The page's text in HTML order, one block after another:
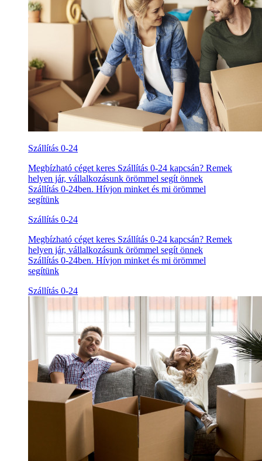
Szállítás 0-24
Megbízható céget keres Szállítás 0-24 kapcsán? Remek
helyen jár, vállalkozásunk örömmel segít önnek
Szállítás 0-24ben. Hívjon minket és mi örömmel
segítünk
Szállítás 0-24
Megbízható céget keres Szállítás 0-24 kapcsán? Remek
helyen jár, vállalkozásunk örömmel segít önnek
Szállítás 0-24ben. Hívjon minket és mi örömmel
segítünk
Szállítás 0-24